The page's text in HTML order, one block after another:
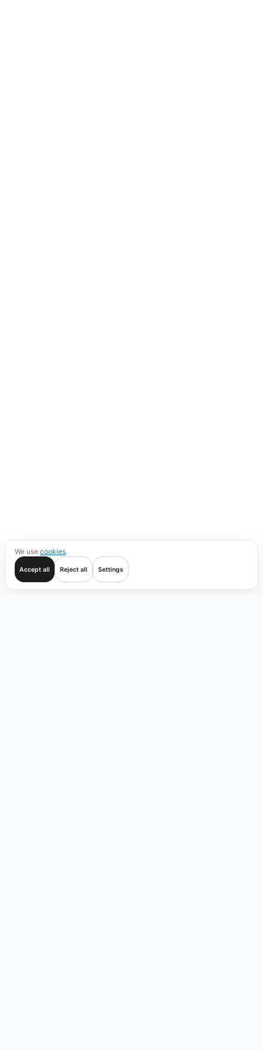
We use cookies.
Accept all Reject all Settings